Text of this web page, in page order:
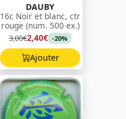
DAUBY
16c Noir et blanc, ctr
rouge (num. 500 ex.)
3,00€2,40€ -20%
Ajouter